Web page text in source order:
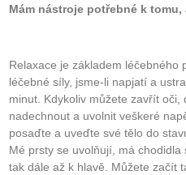
Mám nástroje potřebné k
Relaxace je základem léčebného
léčebné síly, jsme-li napjatí a
minut. Kdykoliv můžete zavřít
nadechnout a uvolnit veškeré
posaďte a uveďte své tělo do
Mé prsty se uvolňují, má
tak dále až k hlavě. Můžete začít